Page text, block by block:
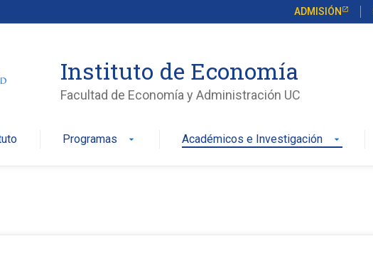
ADMISIÓN
Instituto de Economía
Facultad de Economía y Administración UC
Programas arrow_drop_down Académicos e Investigación arrow_drop_down